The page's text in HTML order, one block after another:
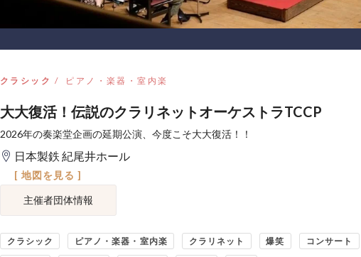
クラシック ピアノ・楽器・室内楽
大大復活！伝説のクラリネットオーケストラTCCP
2026年の奏楽堂企画の延期公演、今度こそ大大復活！！
日本製鉄 紀尾井ホール
[ 地図を見る ]
主催者団体情報
クラシック ピアノ・楽器・室内楽 クラリネット 爆笑 コンサート